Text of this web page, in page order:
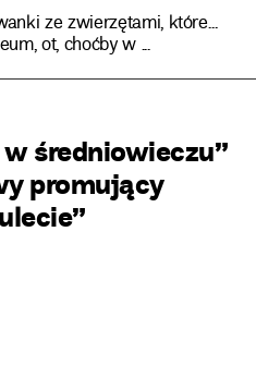
ze zwierzętami, które…
ot, choćby w ...
średniowieczu”
promujący